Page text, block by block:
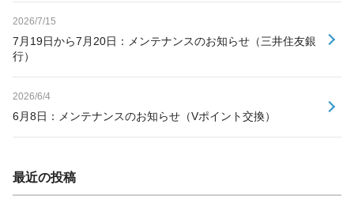
2026/7/15
7月19日から7月20日：メンテナンスのお知らせ（三井住友銀
行）
2026/6/4
6月8日：メンテナンスのお知らせ（Vポイント交換）
最近の投稿